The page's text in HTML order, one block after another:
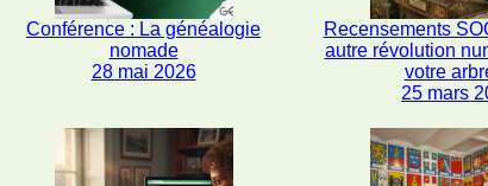
Conférence : La généalogie
nomade
28 mai 2026
Recensements
autre révolution
votre
25 mars